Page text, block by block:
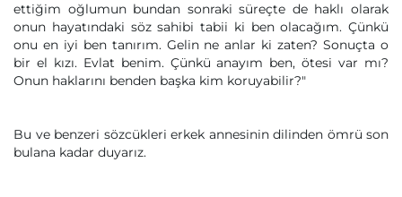
ettiğim oğlumun bundan sonraki süreçte de haklı olarak
onun hayatındaki söz sahibi tabii ki ben olacağım. Çünkü
onu en iyi ben tanırım. Gelin ne anlar ki zaten? Sonuçta o
bir el kızı. Evlat benim. Çünkü anayım ben, ötesi var mı?
Onun haklarını benden başka kim koruyabilir?"
Bu ve benzeri sözcükleri erkek annesinin dilinden ömrü son
bulana kadar duyarız.